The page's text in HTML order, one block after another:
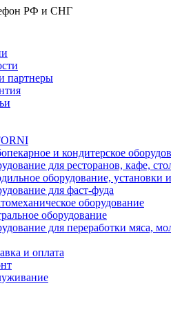
РФ и СНГ
партнеры
и кондитерское
для ресторанов, кафе,
оборудование, установки
для фаст-фуда
оборудование
оборудование
для переработки мяса,
и оплата